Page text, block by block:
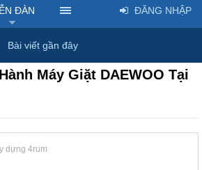
bán & sửa điện tử, điện lạnh
Máy Giặt DAEWOO Tại
dựng 4rum
ĐÀN
Bài viết gần đây
ĐĂNG NHẬP